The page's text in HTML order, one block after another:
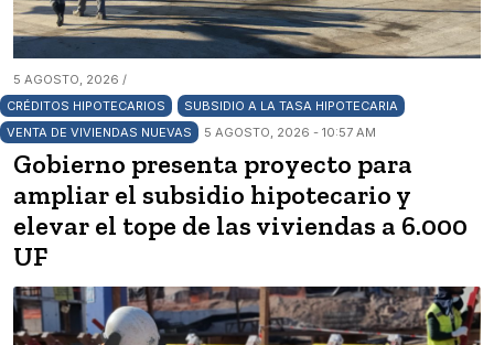
5 AGOSTO, 2026 /
CRÉDITOS HIPOTECARIOS
SUBSIDIO A LA TASA HIPOTECARIA
VENTA DE VIVIENDAS NUEVAS
5 AGOSTO, 2026 - 10:57 AM
Gobierno presenta proyecto para
ampliar el subsidio hipotecario y
elevar el tope de las viviendas a 6.000
UF